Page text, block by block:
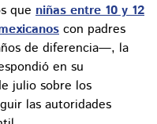
que niñas entre 10 y 12
con padres
de diferencia—, la
en su
julio sobre los
las autoridades